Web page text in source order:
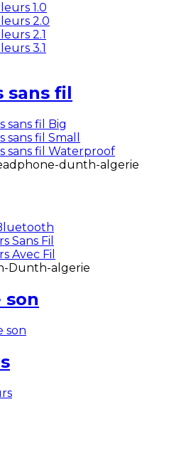
1.0
2.0
2.1
3.1
sans fil
sans fil Big
sans fil Small
sans fil Waterproof
Sans Fil
Avec Fil
son
son